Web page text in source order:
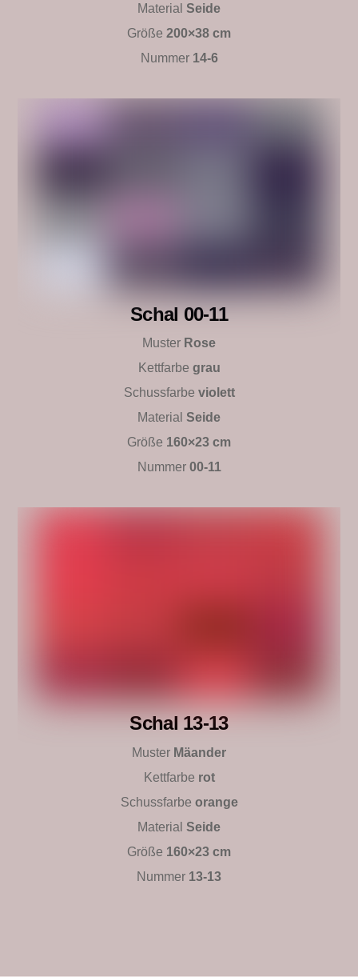
Material Seide
Größe 200×38 cm
Nummer 14-6
Schal 00-11
Muster Rose
Kettfarbe grau
Schussfarbe violett
Material Seide
Größe 160×23 cm
Nummer 00-11
Schal 13-13
Muster Mäander
Kettfarbe rot
Schussfarbe orange
Material Seide
Größe 160×23 cm
Nummer 13-13